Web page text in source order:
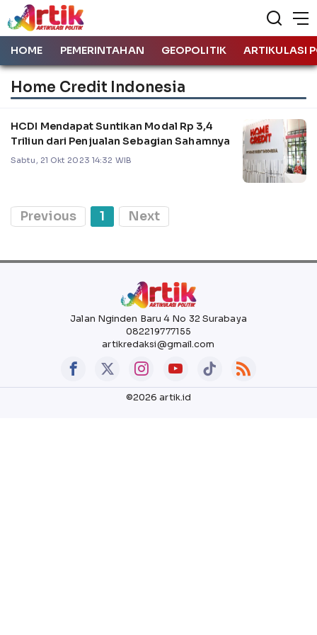
HOME PEMERINTAHAN GEOPOLITIK ARTIKULASI
Home Credit Indonesia
HCDI Mendapat Suntikan Modal Rp 3,4
Triliun dari Penjualan Sebagian Sahamnya
Sabtu, 21 Okt 2023 14:32 WIB
Previous 1 Next
Jalan Nginden Baru 4 No 32 Surabaya
082219777155
artikredaksi@gmail.com
©2026 artik.id